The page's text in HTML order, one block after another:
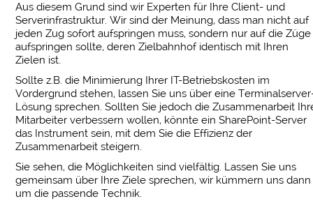
Aus diesem Grund sind wir Experten für Ihre Client- und
Serverinfrastruktur. Wir sind der Meinung, dass man nicht auf
jeden Zug sofort aufspringen muss, sondern nur auf die Züge
aufspringen sollte, deren Zielbahnhof identisch mit Ihren
Zielen ist.
Sollte z.B. die Minimierung Ihrer IT-Betriebskosten im
Vordergrund stehen, lassen Sie uns über eine
Lösung sprechen. Sollten Sie jedoch die Zusammenarbeit
Mitarbeiter verbessern wollen, könnte ein SharePoint-Server
das Instrument sein, mit dem Sie die Effizienz der
Zusammenarbeit steigern.
Sie sehen, die Möglichkeiten sind vielfältig. Lassen Sie uns
gemeinsam über Ihre Ziele sprechen, wir kümmern uns dann
um die passende Technik.